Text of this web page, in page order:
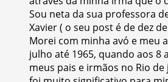
Sou neta da sua professora
Xavier ( o seu post é de dez
Morei com minha avó e meu
julho até 1965, quando aos 8
meus pais e irmãos no Rio